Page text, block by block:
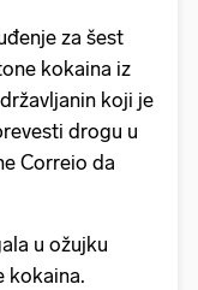
za šest
kokaina iz
koji je
drogu u
Correio da
u ožujku
kokaina.